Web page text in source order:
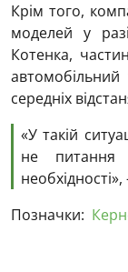
Крім того,
моделей у
Котенка,
середніх
«У такій
не питання
Позначки: